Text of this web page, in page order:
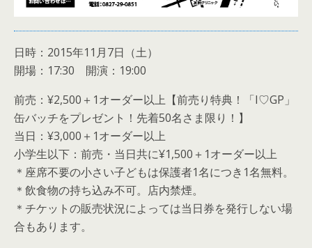
日時：2015年11月7日（土）
開場：17:30 開演：19:00
前売：¥2,500＋1オーダー以上【前売り特典！「I♡GP」
缶バッチをプレゼント！先着50名さま限り！】
当日：¥3,000＋1オーダー以上
小学生以下：前売・当日共に¥1,500＋1オーダー以上
＊座席不要の小さい子どもは保護者1名につき1名無料。
＊飲食物の持ち込み不可。店内禁煙。
＊チケットの販売状況によっては当日券を発行しない場
合もあります。